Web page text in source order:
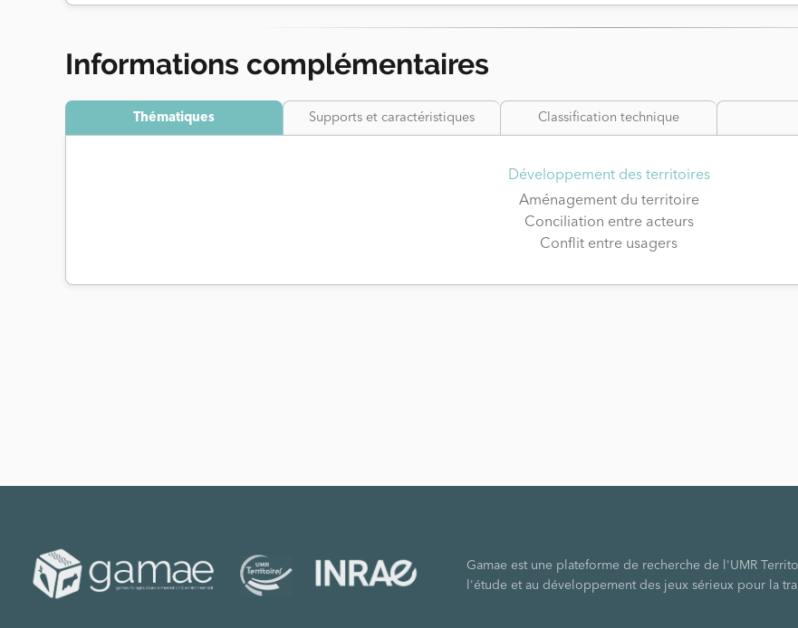
Informations complémentaires
Thématiques Supports et caractéristiques Classification technique
Développement des territoires
Aménagement du territoire
Conciliation entre acteurs
Conflit entre usagers
Gamae est une plateforme de recherche de l'UMR
l'étude et au développement des jeux sérieux pour la